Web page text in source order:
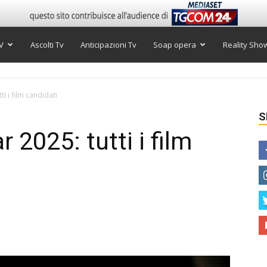
Ascolti Tv Anticipazioni Tv Soap opera Reality
i film candidati
2025: tutti i film